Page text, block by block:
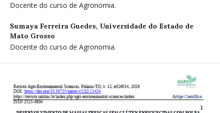
Docente do curso de Agronomia.
Sumaya Ferreira Guedes, Universidade do Estado de
Mato Grosso
Docente do curso de Agronomia.